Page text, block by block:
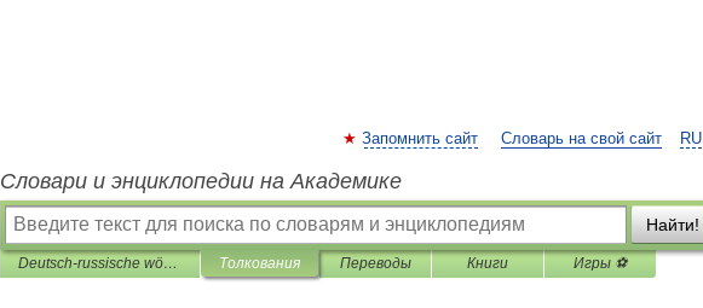
RU
Запомнить сайт Словарь на свой сайт
Словари и энциклопедии на Академике
Найти!
Deutsch-russische wörterbuch automobil Толкования Переводы Книги Игры ⚽